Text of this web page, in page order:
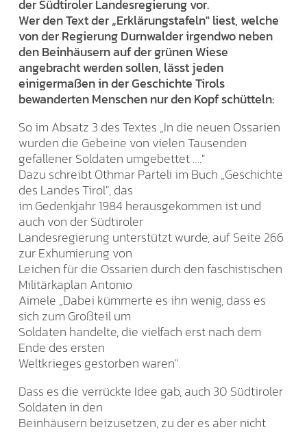
der Südtiroler Landesregierung vor.
Wer den Text der „Erklärungstafeln" liest, welche
von der Regierung Durnwalder irgendwo neben
den Beinhäusern auf der grünen Wiese
angebracht werden sollen, lässt jeden
einigermaßen in der Geschichte Tirols
bewanderten Menschen nur den Kopf schütteln:
So im Absatz 3 des Textes „In die neuen Ossarien
wurden die Gebeine von vielen Tausenden
gefallener Soldaten umgebettet …."
Dazu schreibt Othmar Parteli im Buch „Geschichte
des Landes Tirol", das
im Gedenkjahr 1984 herausgekommen ist und
auch von der Südtiroler
Landesregierung unterstützt wurde, auf Seite 266
zur Exhumierung von
Leichen für die Ossarien durch den faschistischen
Militärkaplan Antonio
Aimele „Dabei kümmerte es ihn wenig, dass es
sich zum Großteil um
Soldaten handelte, die vielfach erst nach dem
Ende des ersten
Weltkrieges gestorben waren".
Dass es die verrückte Idee gab, auch 30 Südtiroler
Soldaten in den
Beinhäusern beizusetzen, zu der es aber nicht